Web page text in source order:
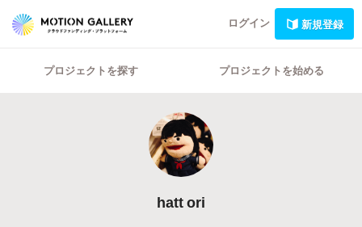
ログイン 新規登録
プロジェクトを探す プロジェクトを始める
hatt ori